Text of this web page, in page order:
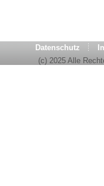
Datenschutz
(c) 2025 Alle